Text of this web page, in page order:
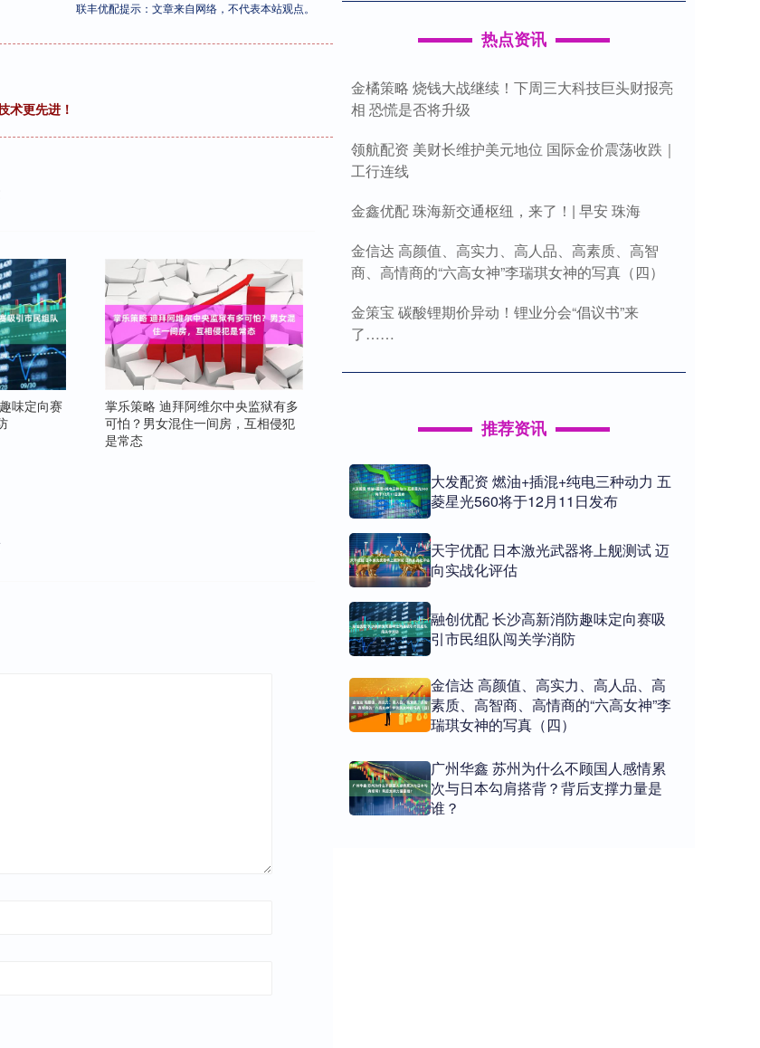
联丰优配提示：文章来自网络，不代表本站观点。
术更先进！
味定向赛
掌乐策略 迪拜阿维尔中央监狱有多
可怕？男女混住一间房，互相侵犯
是常态
热点资讯
金橘策略 烧钱大战继续！下周三大科技巨头财报亮
相 恐慌是否将升级
领航配资 美财长维护美元地位 国际金价震荡收跌｜
工行连线
金鑫优配 珠海新交通枢纽，来了！| 早安 珠海
金信达 高颜值、高实力、高人品、高素质、高智
商、高情商的“六高女神”李瑞琪女神的写真（四）
金策宝 碳酸锂期价异动！锂业分会“倡议书”来
了……
推荐资讯
大发配资 燃油+插混+纯电三种动力 五
菱星光560将于12月11日发布
天宇优配 日本激光武器将上舰测试 迈
向实战化评估
融创优配 长沙高新消防趣味定向赛吸
引市民组队闯关学消防
金信达 高颜值、高实力、高人品、高
素质、高智商、高情商的“六高女神”李
瑞琪女神的写真（四）
广州华鑫 苏州为什么不顾国人感情累
次与日本勾肩搭背？背后支撑力量是
谁？